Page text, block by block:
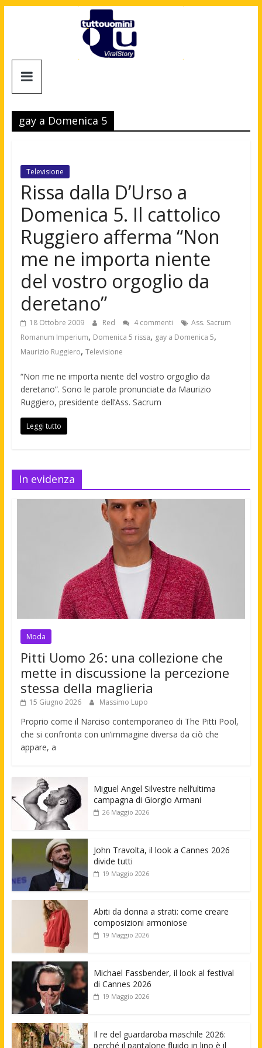
Tuttouomini
Tv,
Cinema,
news
moda
maschile
gay a Domenica 5
Televisione
Rissa dalla D’Urso a
Domenica 5. Il cattolico
Ruggiero afferma “Non
me ne importa niente
del vostro orgoglio da
deretano”
18 Ottobre 2009 Red 4 commenti
Ass. Sacrum
Romanum Imperium, Domenica 5 rissa, gay a Domenica 5,
Maurizio Ruggiero, Televisione
“Non me ne importa niente del vostro orgoglio da
deretano”. Sono le parole pronunciate da Maurizio
Ruggiero, presidente dell’Ass. Sacrum
Leggi tutto
In evidenza
Moda
Pitti Uomo 26: una collezione che
mette in discussione la percezione
stessa della maglieria
15 Giugno 2026 Massimo Lupo
Proprio come il Narciso contemporaneo di The Pitti Pool,
che si confronta con un’immagine diversa da ciò che
appare, a
Miguel Angel Silvestre nell’ultima
campagna di Giorgio Armani
26 Maggio 2026
John Travolta, il look a Cannes 2026
divide tutti
19 Maggio 2026
Abiti da donna a strati: come creare
composizioni armoniose
19 Maggio 2026
Michael Fassbender, il look al festival
di Cannes 2026
19 Maggio 2026
Il re del guardaroba maschile 2026:
perché il pantalone fluido in lino è il